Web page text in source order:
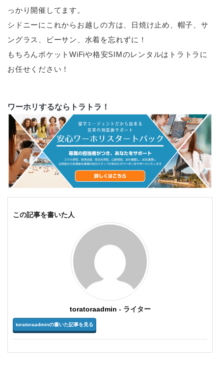
っかり開催してます。
シドニーにこれからお越しの方は、日焼け止め、帽子、サ
ングラス、ビーサン、水着を忘れずに！
もちろんポケットWiFiや格安SIMのレンタルはトラトラに
お任せください！
ワーホリするならトラトラ！
この記事を書いた人
toratoraadmin - ライター
toratoraadminの書いた記事を見る